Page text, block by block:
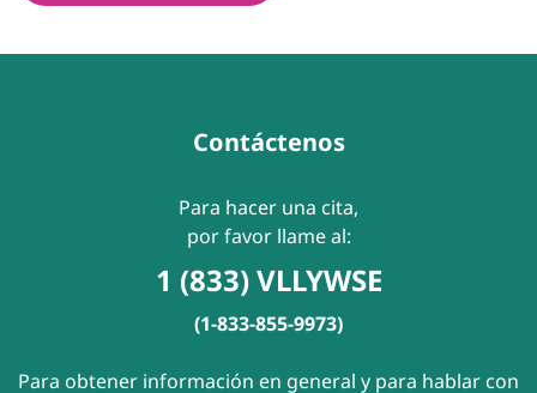
Contáctenos
Para hacer una cita,
por favor llame al:
1 (833) VLLYWSE
(1-833-855-9973)
Para obtener información en general y para hablar con